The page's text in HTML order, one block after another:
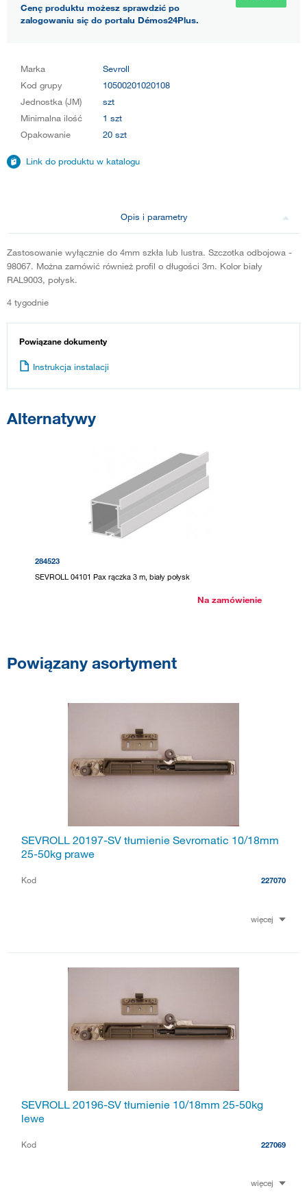
Cenę produktu możesz sprawdzić po
zalogowaniu się do portalu Démos24Plus.
Marka
Sevroll
Kod grupy
10500201020108
Jednostka (JM)
szt
Minimalna ilość
1 szt
Opakowanie
20 szt
Link do produktu w katalogu
Opis i parametry
Zastosowanie wyłącznie do 4mm szkła lub lustra. Szczotka odbojowa -
98067. Można zamówić również profil o długości 3m. Kolor biały
RAL9003, połysk.
4 tygodnie
Powiązane dokumenty
Instrukcja instalacji
Alternatywy
284523
SEVROLL 04101 Pax rączka 3 m, biały połysk
Na zamówienie
Powiązany asortyment
SEVROLL 20197-SV tłumienie Sevromatic 10/18mm
25-50kg prawe
Kod 227070
więcej
SEVROLL 20196-SV tłumienie 10/18mm 25-50kg
lewe
Kod 227069
więcej